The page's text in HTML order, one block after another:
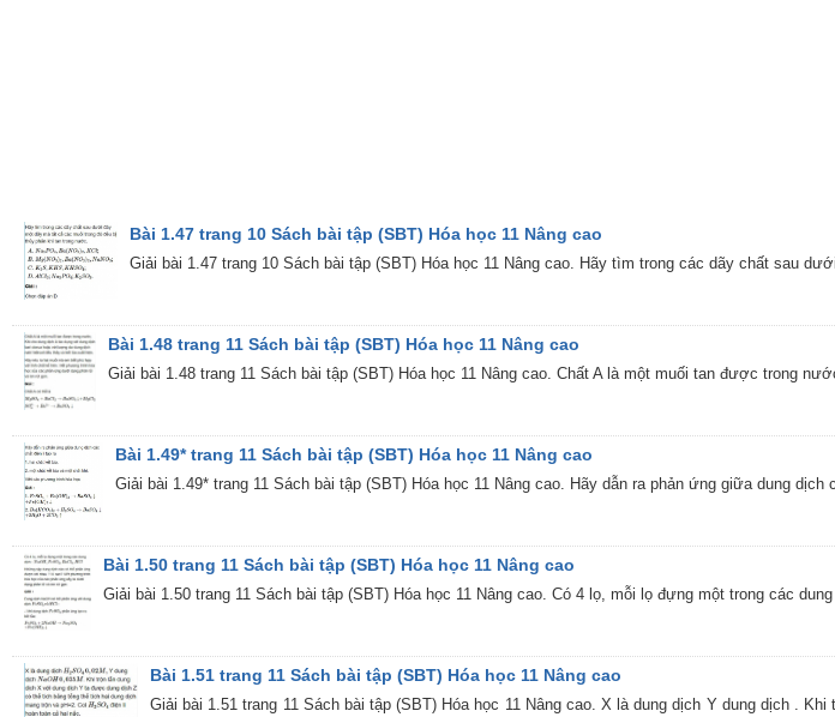
Bài 1.47 trang 10 Sách bài tập (SBT) Hóa học 11 Nâng cao
Giải bài 1.47 trang 10 Sách bài tập (SBT) Hóa học 11 Nâng cao. Hãy tìm trong các dãy chất sau
Bài 1.48 trang 11 Sách bài tập (SBT) Hóa học 11 Nâng cao
Giải bài 1.48 trang 11 Sách bài tập (SBT) Hóa học 11 Nâng cao. Chất A là một muối tan được trong
Bài 1.49* trang 11 Sách bài tập (SBT) Hóa học 11 Nâng cao
Giải bài 1.49* trang 11 Sách bài tập (SBT) Hóa học 11 Nâng cao. Hãy dẫn ra phản ứng giữa dung
Bài 1.50 trang 11 Sách bài tập (SBT) Hóa học 11 Nâng cao
Giải bài 1.50 trang 11 Sách bài tập (SBT) Hóa học 11 Nâng cao. Có 4 lọ, mỗi lọ đựng một trong các
Bài 1.51 trang 11 Sách bài tập (SBT) Hóa học 11 Nâng cao
Giải bài 1.51 trang 11 Sách bài tập (SBT) Hóa học 11 Nâng cao. X là dung dịch Y dung dịch .